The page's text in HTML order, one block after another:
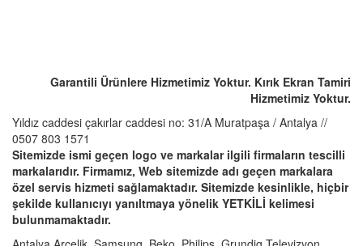
Garantili Ürünlere Hizmetimiz Yoktur. Kırık Ekran Tamiri
Hizmetimiz Yoktur.
Yıldız caddesi çakırlar caddesi no: 31/A Muratpaşa / Antalya //
0507 803 1571
Sitemizde ismi geçen logo ve markalar ilgili firmaların tescilli
markalarıdır. Firmamız, Web sitemizde adı geçen markalara
özel servis hizmeti sağlamaktadır. Sitemizde kesinlikle, hiçbir
şekilde kullanıcıyı yanıltmaya yönelik YETKİLİ kelimesi
bulunmamaktadır.